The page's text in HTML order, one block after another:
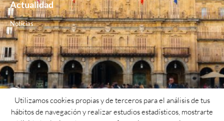
Actualidad
Noticias
Contacto
Utilizamos cookies propias y de terceros para el análisis de tus
hábitos de navegación y realizar estudios estadísticos, mostrarte